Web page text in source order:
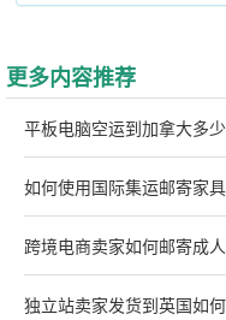
更多内容推荐
平板电脑空运到加拿大多
如何使用国际集运邮寄家
跨境电商卖家如何邮寄成
独立站卖家发货到英国如